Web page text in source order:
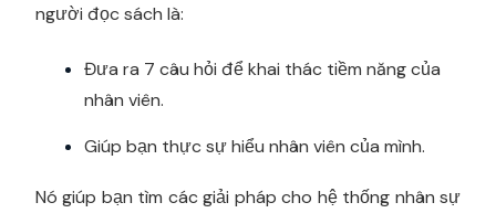
người đọc sách là:
Đưa ra 7 câu hỏi để khai thác tiềm năng của
nhân viên.
Giúp bạn thực sự hiểu nhân viên của mình.
Nó giúp bạn tìm các giải pháp cho hệ thống nhân sự